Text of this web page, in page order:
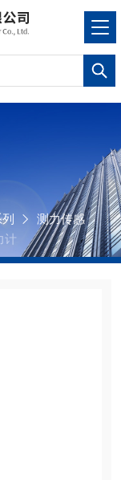
测力传感
柱测力计